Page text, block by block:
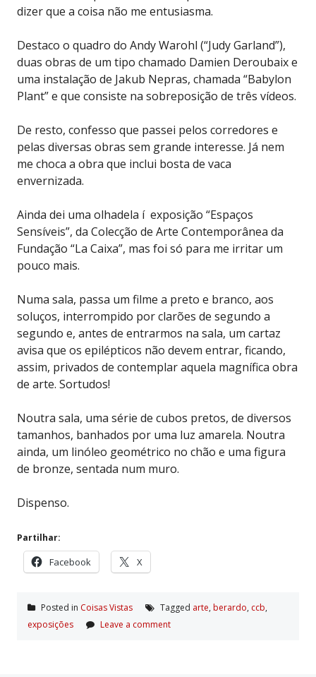
dizer que a coisa não me entusiasma.
Destaco o quadro do Andy Warohl (“Judy Garland”),
duas obras de um tipo chamado Damien Deroubaix e
uma instalação de Jakub Nepras, chamada “Babylon
Plant” e que consiste na sobreposição de três vídeos.
De resto, confesso que passei pelos corredores e
pelas diversas obras sem grande interesse. Já nem
me choca a obra que inclui bosta de vaca
envernizada.
Ainda dei uma olhadela í exposição “Espaços
Sensíveis”, da Colecção de Arte Contemporânea da
Fundação “La Caixa”, mas foi só para me irritar um
pouco mais.
Numa sala, passa um filme a preto e branco, aos
soluços, interrompido por clarões de segundo a
segundo e, antes de entrarmos na sala, um cartaz
avisa que os epilépticos não devem entrar, ficando,
assim, privados de contemplar aquela magnífica obra
de arte. Sortudos!
Noutra sala, uma série de cubos pretos, de diversos
tamanhos, banhados por uma luz amarela. Noutra
ainda, um linóleo geométrico no chão e uma figura
de bronze, sentada num muro.
Dispenso.
Partilhar:
Facebook X
Posted in Coisas Vistas Tagged arte, berardo, ccb,
exposições
Leave a comment